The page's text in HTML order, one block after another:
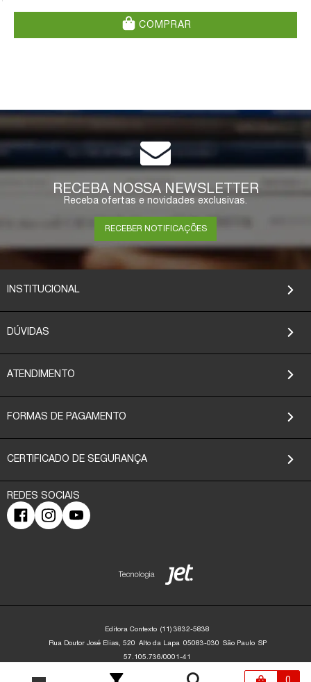
COMPRAR
RECEBA NOSSA NEWSLETTER
Receba ofertas e novidades exclusivas.
RECEBER NOTIFICAÇÕES
INSTITUCIONAL
DÚVIDAS
ATENDIMENTO
FORMAS DE PAGAMENTO
CERTIFICADO DE SEGURANÇA
Editora Contexto (11) 3832-5838
Rua Doutor José Elias, 520 Alto da Lapa 05083-030 São Paulo SP
57.105.736/0001-41
Lapa - São Paulo/SP - 05083-030 | contato@editoracontexto.com.br | +55 11